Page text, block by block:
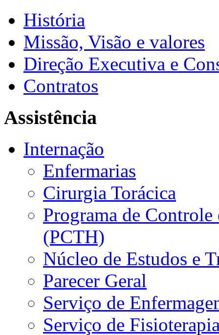
História
Missão, Visão e valores
Direção Executiva e
Contratos
Assistência
Internação
Enfermarias
Cirurgia Torácica
Programa de
(PCTH)
Núcleo de Estudos e
Parecer Geral
Serviço de
Serviço de